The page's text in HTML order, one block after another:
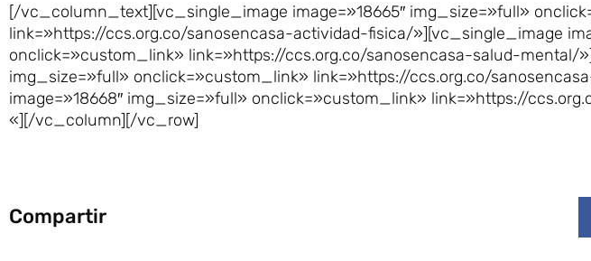
[/vc_column_text][vc_single_image image=»18665″ img_size=»full»
link=»https://ccs.org.co/sanosencasa-actividad-fisica/»][vc_single_image
onclick=»custom_link» link=»https://ccs.org.co/sanosencasa-salud-mental/
img_size=»full» onclick=»custom_link» link=»https://ccs.org.co/
image=»18668″ img_size=»full» onclick=»custom_link» link=»https://
«][/vc_column][/vc_row]
Compartir